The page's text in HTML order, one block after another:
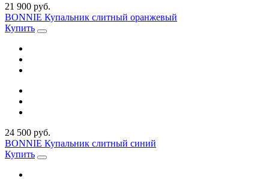
21 900 руб.
BONNIE Купальник слитный оранжевый
Купить
24 500 руб.
BONNIE Купальник слитный синий
Купить